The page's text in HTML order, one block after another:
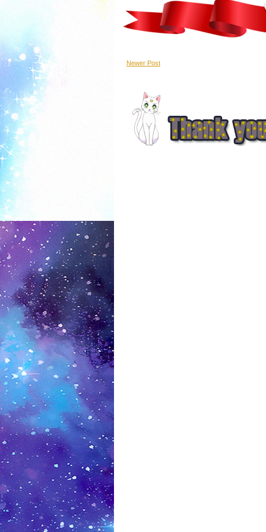
Newer Post